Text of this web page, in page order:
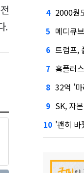
.
4 2000원도
5 메디큐브
6 트럼프, 폴
7 홈플러스
8 32억 '마래
9 SK, 자
10 '괜히 바꿨